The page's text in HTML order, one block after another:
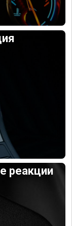
реакции